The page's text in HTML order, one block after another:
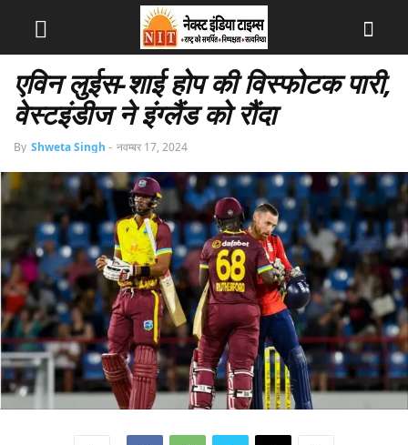
एविन लुईस-शाई होप की विस्फोटक पारी,
वेस्टइंडीज ने इंग्लैंड को रौंदा
By Shweta Singh - नवम्बर 17, 2024